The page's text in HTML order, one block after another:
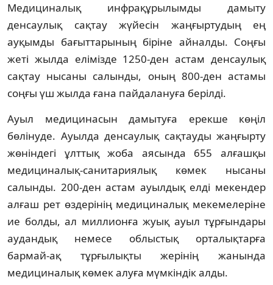
Медициналық инфрақұрылымды дамыту
денсаулық сақтау жүйесін жаңғыртудың ең
ауқымды бағыттарының біріне айналды. Соңғы
жеті жылда елімізде 1250-ден астам денсаулық
сақтау нысаны салынды, оның 800-ден астамы
соңғы үш жылда ғана пайдалануға берілді.
Ауыл медицинасын дамытуға ерекше көңіл
бөлінуде. Ауылда денсаулық сақтауды жаңғырту
жөніндегі ұлттық жоба аясында 655 алғашқы
медициналық-санитариялық көмек нысаны
салынды. 200-ден астам ауылдық елді мекендер
алғаш рет өздерінің медициналық мекемелеріне
ие болды, ал миллионға жуық ауыл тұрғындары
аудандық немесе облыстық орталықтарға
бармай-ақ тұрғылықты жерінің жанында
медициналық көмек алуға мүмкіндік алды.